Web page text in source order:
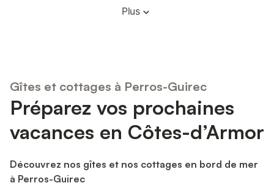
Plus
Gîtes et cottages à Perros-Guirec
Préparez vos prochaines
vacances en Côtes-d’Armor
Découvrez nos gîtes et nos cottages en bord de mer
à Perros-Guirec